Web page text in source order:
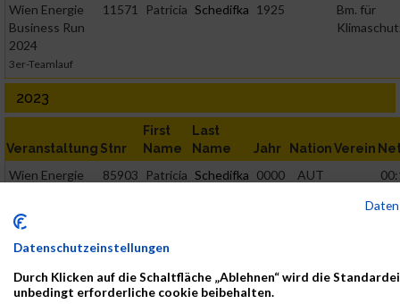
Wien Energie
Business Run
2024
3er-Teamlauf
11571 Patricia Schedifka 1925
Bm. für
2023
Veranstaltung Stnr
First
Name
Last
Name
Jahr NationVerein
Wien Energie
3er-Teamlauf
85903 Patricia Schedifka 0000 AUT
2021
VeranstaltungStnr
First
Name
Last
Name
Jahr
Datenschutzeinstellungen
Durch Klicken auf die Schaltfläche „Ablehnen“ wird die
unbedingt erforderliche cookie beibehalten.